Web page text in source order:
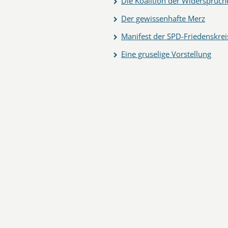
Der gewissenhafte Merz
Manifest der SPD-
Eine gruselige Vorstellung